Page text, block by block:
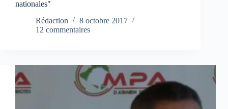
nationales"
Rédaction
8 octobre 2017
12 commentaires